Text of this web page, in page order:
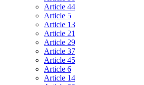
Article 44
Article 5
Article 13
Article 21
Article 29
Article 37
Article 45
Article 6
Article 14